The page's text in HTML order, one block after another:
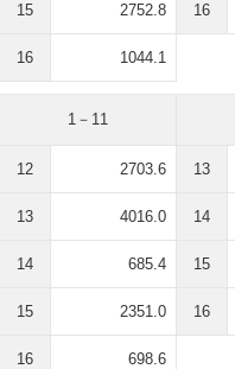
15 2752.8
16 1044.1
16
1－11
12 2703.6
13 4016.0
14 685.4
15 2351.0
16 698.6
13
14
15
16